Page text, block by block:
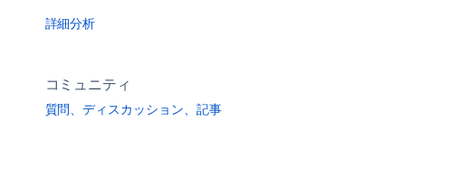
詳細分析
コミュニティ
質問、ディスカッション、記事